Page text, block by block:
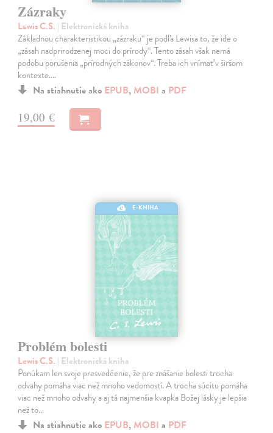
Zázraky
Lewis C.S. | Elektronická kniha
Základnou charakteristikou „zázraku“ je podľa Lewisa to, že ide o
„zásah nadprirodzenej moci do prírody“. Tento zásah však nemá
podobu porušenia „prírodných zákonov“. Treba ich vnímať v širšom
kontexte.…
Na stiahnutie ako EPUB, MOBI a PDF
19,00 €
E-KNIHA
Problém bolesti
Lewis C.S. | Elektronická kniha
Ponúkam len svoje presvedčenie, že pre znášanie bolesti trocha
odvahy pomáha viac než mnoho vedomostí. A trocha súcitu pomáha
viac než mnoho odvahy a aj tá najmenšia kvapka Božej lásky je lepšia
než to…
Na stiahnutie ako EPUB, MOBI a PDF